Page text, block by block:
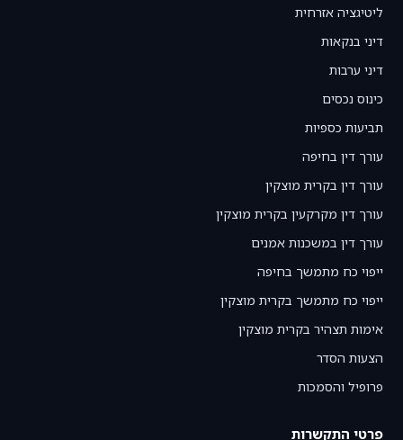
ליטיגציה אזרחית
דיני בנקאות
דיני ערבות
כינוס נכסים
תביעות כספיות
עורך דין בחיפה
עורך דין בקרית מוצקין
עורך דין מקרקעין בקרית מוצקין
עורך דין במשכנות אמנים
ייפוי כח מתמשך בחיפה
ייפוי כח מתמשך בקרית מוצקין
אימות תצהיר בקרית מוצקין
הצעות הסדר
פרופיל והסמכות
פרטי התקשרות